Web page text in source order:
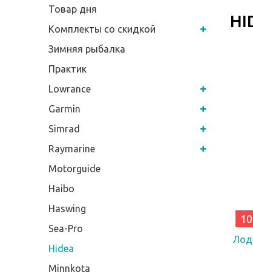
Товар дня
Комплекты со скидкой
Зимняя рыбалка
Практик
Lowrance
Garmin
Simrad
Raymarine
Motorguide
Haibo
Haswing
Sea-Pro
Hidea
Minnkota